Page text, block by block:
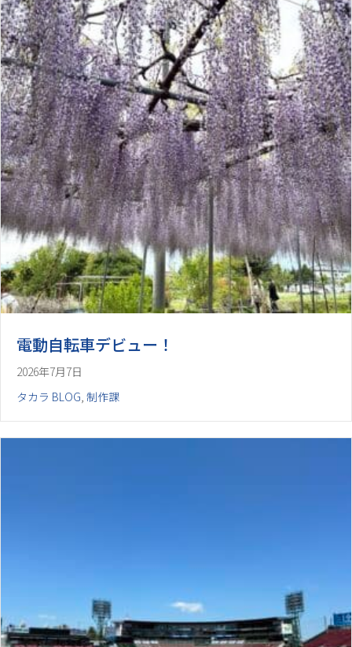
電動自転車デビュー！
2026年7月7日
タカラ BLOG, 制作課